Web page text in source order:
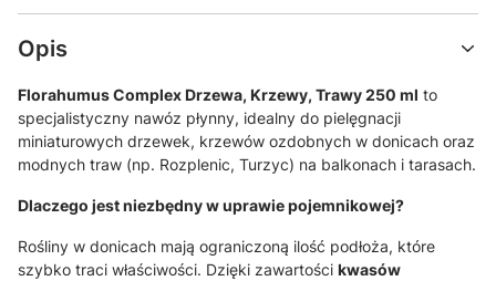
Opis
Florahumus Complex Drzewa, Krzewy, Trawy 250 ml to
specjalistyczny nawóz płynny, idealny do pielęgnacji
miniaturowych drzewek, krzewów ozdobnych w donicach oraz
modnych traw (np. Rozplenic, Turzyc) na balkonach i tarasach.
Dlaczego jest niezbędny w uprawie pojemnikowej?
Rośliny w donicach mają ograniczoną ilość podłoża, które
szybko traci właściwości. Dzięki zawartości kwasów